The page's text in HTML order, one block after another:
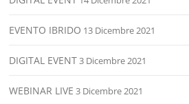
EVENTO IBRIDO 13 Dicembre 2021
DIGITAL EVENT3 Dicembre 2021
WEBINAR LIVE 3 Dicembre 2021